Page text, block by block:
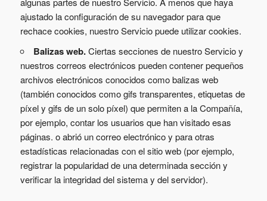
ajustado la configuración de su navegador para que
rechace cookies, nuestro Servicio puede utilizar cookies.
Balizas web.Ciertas secciones de nuestro Servicio y
nuestros correos electrónicos pueden contener pequeños
archivos electrónicos conocidos como balizas web
(también conocidos como gifs transparentes, etiquetas de
píxel y gifs de un solo píxel) que permiten a la Compañía,
por ejemplo, contar los usuarios que han visitado esas
páginas. o abrió un correo electrónico y para otras
estadísticas relacionadas con el sitio web (por ejemplo,
registrar la popularidad de una determinada sección y
verificar la integridad del sistema y del servidor).